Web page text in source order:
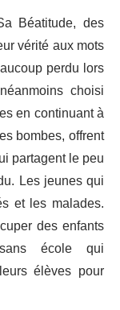
Béatitude, des
vérité aux mots
perdu lors
choisi
en continuant à
bombes, offrent
partagent le peu
Les jeunes qui
et les malades.
des enfants
école qui
élèves pour